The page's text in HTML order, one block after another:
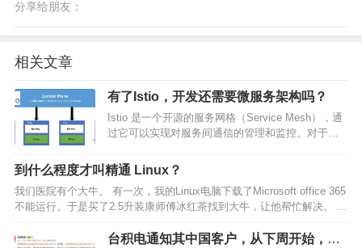
分享给朋友：
相关文章
有了Istio，开发还需要微服务架构吗？
Istio 是一个开源的服务网格（Service Mesh），通
过它可以实现对服务间通信的管理和监控。对于那
Istio 可以提供一个“透明”的安全保护层，而不需要对
应用本身进行任何代码修改。…
到什么程度才叫精通 Linux？
我们医院有个大牛。 有一次，我的Linux电脑下载了Microsoft office 365
不能运行。于是买了2.5升装康师傅冰红茶找到大牛，让他帮忙解决。 大
牛白了我一眼，让我把安装包发给他，只见他输入一个命令将安装包打
开，整个屏幕都是…台积电通知其中国客户，从下周开始，所